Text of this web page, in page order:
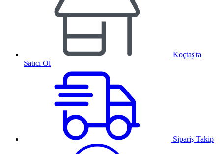
Koçtaş'ta
Satıcı Ol
Sipariş Takip